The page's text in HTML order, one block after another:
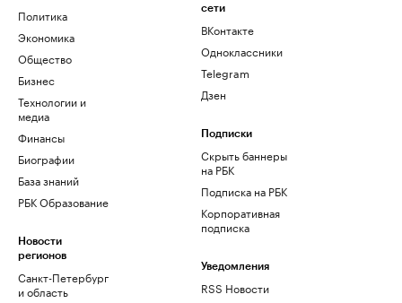
Политика
Экономика
Общество
Бизнес
Технологии и
медиа
Финансы
Биографии
База знаний
РБК Образование
Новости
регионов
Санкт-Петербург
и область
сети
ВКонтакте
Одноклассники
Telegram
Дзен
Подписки
Скрыть баннеры
на РБК
Подписка на РБК
Корпоративная
подписка
Уведомления
RSS Новости